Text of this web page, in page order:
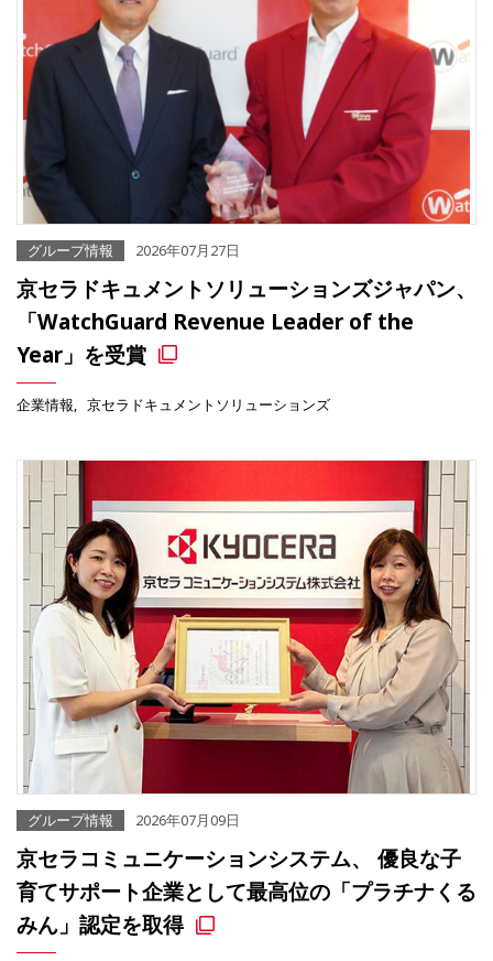
グループ情報 2026年07月27日
京セラドキュメントソリューションズジャパン、
「WatchGuard Revenue Leader of the
Year」を受賞
企業情報 京セラドキュメントソリューションズ
グループ情報 2026年07月09日
京セラコミュニケーションシステム、 優良な子
育てサポート企業として最高位の「プラチナくる
みん」認定を取得